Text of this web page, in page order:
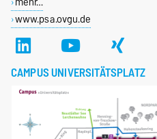
www.psa.ovgu.de
CAMPUS UNIVERSITÄTSPLATZ